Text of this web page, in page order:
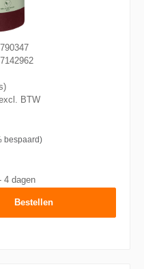
BTW
bespaard)
4 dagen
Bestellen